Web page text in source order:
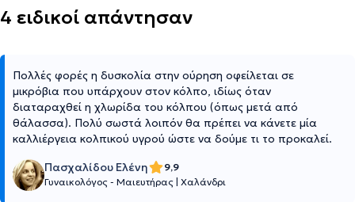
4 ειδικοί απάντησαν
Πολλές φορές η δυσκολία στην ούρηση οφείλεται σε
μικρόβια που υπάρχουν στον κόλπο, ιδίως όταν
διαταραχθεί η χλωρίδα του κόλπου (όπως μετά από
θάλασσα). Πολύ σωστά λοιπόν θα πρέπει να κάνετε μία
καλλιέργεια κολπικού υγρού ώστε να δούμε τι το προκαλεί.
Πασχαλίδου Ελένη
9,9
Γυναικολόγος - Μαιευτήρας Χαλάνδρι